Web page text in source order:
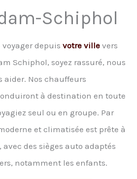
Schiphol
voyager depuisvotre ville vers
Schiphol, soyez rassuré, nous
aider. Nos chauffeurs
à destination en toute
seul ou en groupe. Par
et climatisée est prête à
des sièges auto adaptés
notamment les enfants.